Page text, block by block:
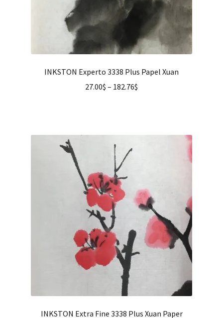
INKSTON Experto 3338 Plus Papel Xuan
27.00$ – 182.76$
INKSTON Extra Fine 3338 Plus Xuan Paper